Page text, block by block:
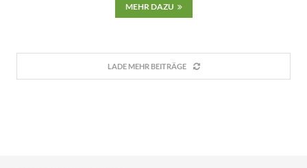
MEHR DAZU
LADE MEHR BEITRÄGE